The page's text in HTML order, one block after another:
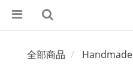
全部商品 Handmade